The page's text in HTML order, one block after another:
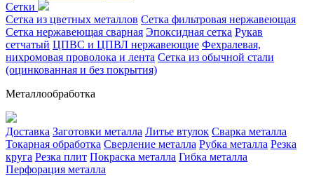
Сетки
Сетка из цветных металлов Сетка фильтровая нержавеющая
Сетка нержавеющая сварная Эпоксидная сетка Рукав
сетчатый ЦПВС и ЦПВЛ нержавеющие Фехралевая,
нихромовая проволока и лента Сетка из обычной стали
(оцинкованная и без покрытия)
Металлообработка
Доставка Заготовки металла Литье втулок Сварка металла
Токарная обработка Сверление металла Рубка металла Резка
круга Резка плит Покраска металла Гибка металла
Перфорация металла